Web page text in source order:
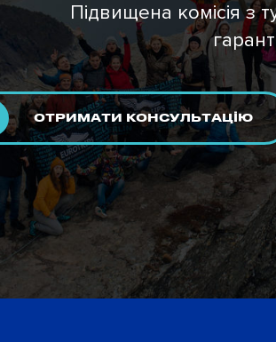
Підвищена комісія з
ОТРИМАТИ КОНСУЛЬТАЦІЮ